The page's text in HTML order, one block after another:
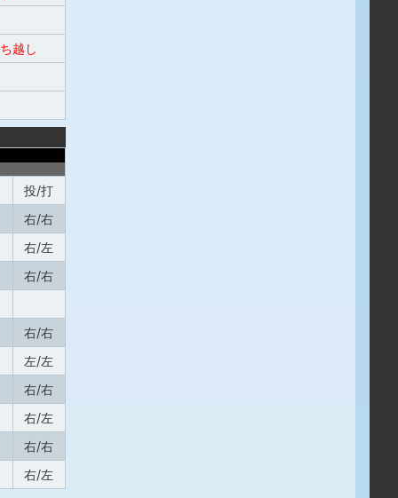
越し
投/打
右/右
右/左
右/右
右/右
左/左
右/右
右/左
右/右
右/左